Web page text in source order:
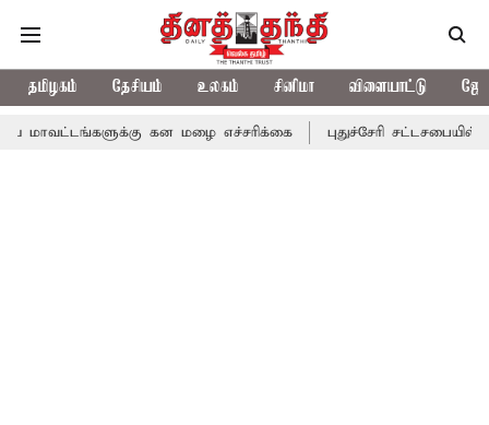
தமிழகம் தேசியம் உலகம் சினிமா விளையாட்டு
கன மழை எச்சரிக்கை புதுச்சேரி சட்டசபையில் வரும்